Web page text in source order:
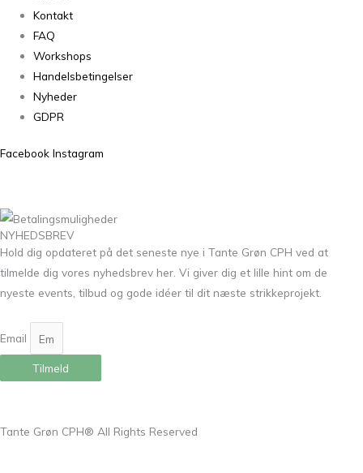
Kontakt
FAQ
Workshops
Handelsbetingelser
Nyheder
GDPR
Facebook Instagram
NYHEDSBREV
Hold dig opdateret på det seneste nye i Tante Grøn CPH ved at
tilmelde dig vores nyhedsbrev her. Vi giver dig et lille hint om de
nyeste events, tilbud og gode idéer til dit næste strikkeprojekt.
Email
Tilmeld
Tante Grøn CPH® All Rights Reserved